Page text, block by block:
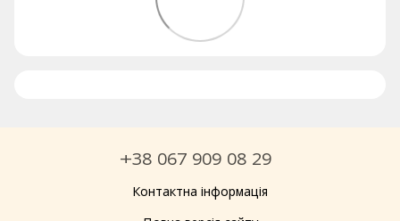
+38 067 909 08 29
Контактна інформація